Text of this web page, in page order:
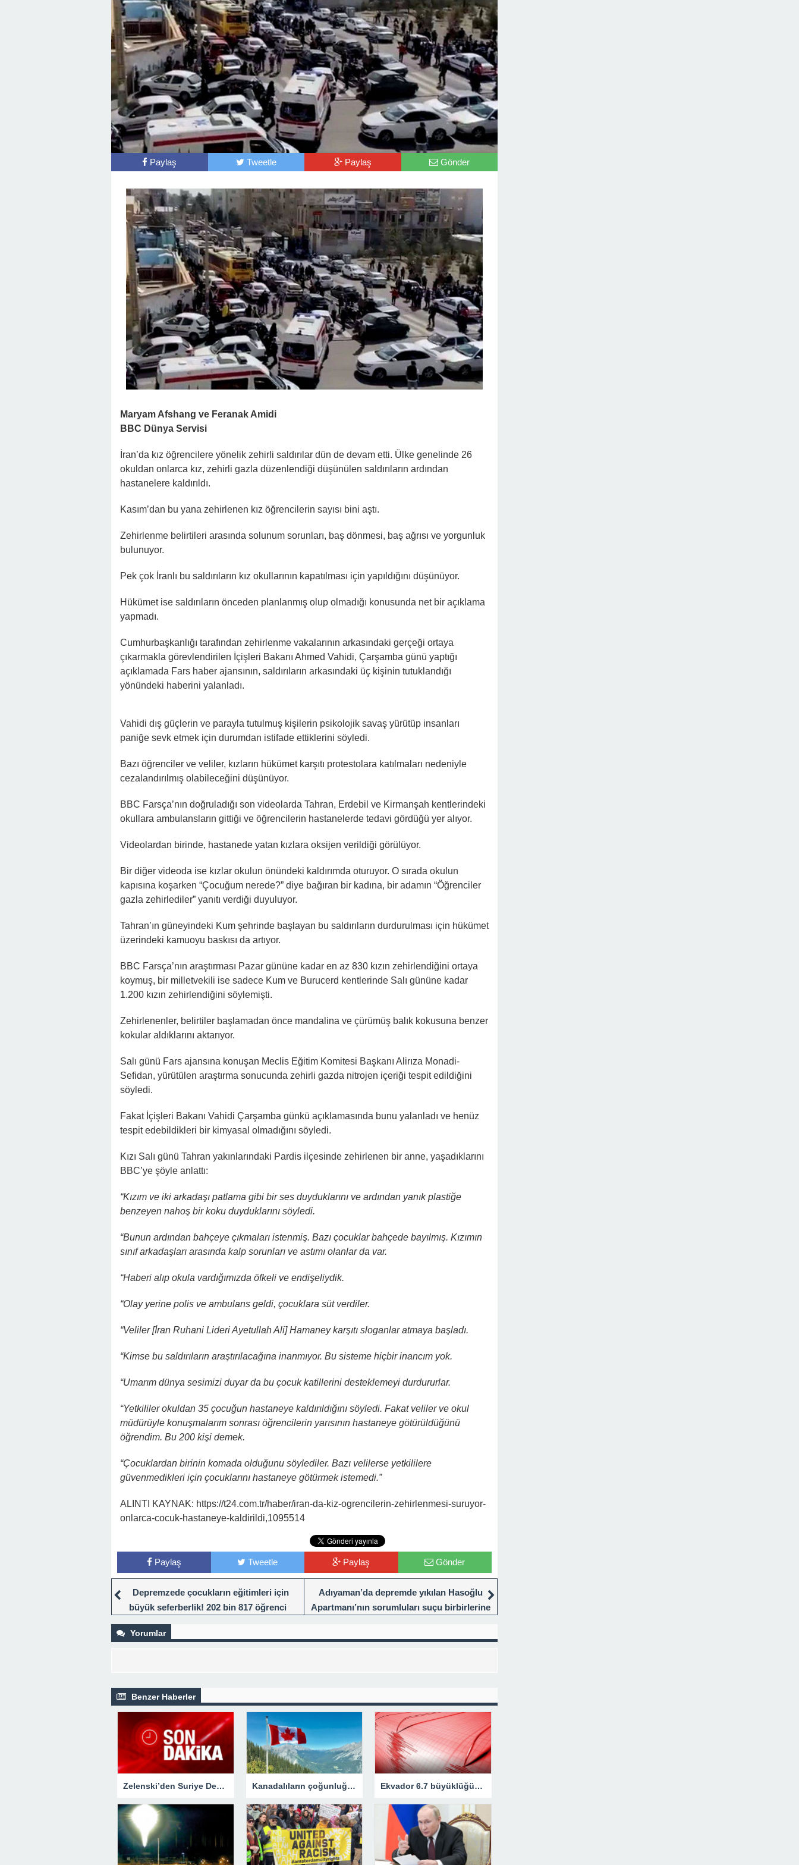
Paylaş Tweetle Paylaş Gönder
Maryam Afshang ve Feranak Amidi
BBC Dünya Servisi
İran’da kız öğrencilere yönelik zehirli saldırılar dün de devam etti. Ülke genelinde 26
okuldan onlarca kız, zehirli gazla düzenlendiği düşünülen saldırıların ardından
hastanelere kaldırıldı.
Kasım’dan bu yana zehirlenen kız öğrencilerin sayısı bini aştı.
Zehirlenme belirtileri arasında solunum sorunları, baş dönmesi, baş ağrısı ve yorgunluk
bulunuyor.
Pek çok İranlı bu saldırıların kız okullarının kapatılması için yapıldığını düşünüyor.
Hükümet ise saldırıların önceden planlanmış olup olmadığı konusunda net bir açıklama
yapmadı.
Cumhurbaşkanlığı tarafından zehirlenme vakalarının arkasındaki gerçeği ortaya
çıkarmakla görevlendirilen İçişleri Bakanı Ahmed Vahidi, Çarşamba günü yaptığı
açıklamada Fars haber ajansının, saldırıların arkasındaki üç kişinin tutuklandığı
yönündeki haberini yalanladı.
Vahidi dış güçlerin ve parayla tutulmuş kişilerin psikolojik savaş yürütüp insanları
paniğe sevk etmek için durumdan istifade ettiklerini söyledi.
Bazı öğrenciler ve veliler, kızların hükümet karşıtı protestolara katılmaları nedeniyle
cezalandırılmış olabileceğini düşünüyor.
BBC Farsça’nın doğruladığı son videolarda Tahran, Erdebil ve Kirmanşah kentlerindeki
okullara ambulansların gittiği ve öğrencilerin hastanelerde tedavi gördüğü yer alıyor.
Videolardan birinde, hastanede yatan kızlara oksijen verildiği görülüyor.
Bir diğer videoda ise kızlar okulun önündeki kaldırımda oturuyor. O sırada okulun
kapısına koşarken “Çocuğum nerede?” diye bağıran bir kadına, bir adamın “Öğrenciler
gazla zehirlediler” yanıtı verdiği duyuluyor.
Tahran’ın güneyindeki Kum şehrinde başlayan bu saldırıların durdurulması için hükümet
üzerindeki kamuoyu baskısı da artıyor.
BBC Farsça’nın araştırması Pazar gününe kadar en az 830 kızın zehirlendiğini ortaya
koymuş, bir milletvekili ise sadece Kum ve Burucerd kentlerinde Salı gününe kadar
1.200 kızın zehirlendiğini söylemişti.
Zehirlenenler, belirtiler başlamadan önce mandalina ve çürümüş balık kokusuna benzer
kokular aldıklarını aktarıyor.
Salı günü Fars ajansına konuşan Meclis Eğitim Komitesi Başkanı Alirıza Monadi-
Sefidan, yürütülen araştırma sonucunda zehirli gazda nitrojen içeriği tespit edildiğini
söyledi.
Fakat İçişleri Bakanı Vahidi Çarşamba günkü açıklamasında bunu yalanladı ve henüz
tespit edebildikleri bir kimyasal olmadığını söyledi.
Kızı Salı günü Tahran yakınlarındaki Pardis ilçesinde zehirlenen bir anne, yaşadıklarını
BBC’ye şöyle anlattı:
“Kızım ve iki arkadaşı patlama gibi bir ses duyduklarını ve ardından yanık plastiğe
benzeyen nahoş bir koku duyduklarını söyledi.
“Bunun ardından bahçeye çıkmaları istenmiş. Bazı çocuklar bahçede bayılmış. Kızımın
sınıf arkadaşları arasında kalp sorunları ve astımı olanlar da var.
“Haberi alıp okula vardığımızda öfkeli ve endişeliydik.
“Olay yerine polis ve ambulans geldi, çocuklara süt verdiler.
“Veliler [İran Ruhani Lideri Ayetullah Ali] Hamaney karşıtı sloganlar atmaya başladı.
“Kimse bu saldırıların araştırılacağına inanmıyor. Bu sisteme hiçbir inancım yok.
“Umarım dünya sesimizi duyar da bu çocuk katillerini desteklemeyi durdururlar.
“Yetkililer okuldan 35 çocuğun hastaneye kaldırıldığını söyledi. Fakat veliler ve okul
müdürüyle konuşmalarım sonrası öğrencilerin yarısının hastaneye götürüldüğünü
öğrendim. Bu 200 kişi demek.
“Çocuklardan birinin komada olduğunu söylediler. Bazı velilerse yetkililere
güvenmedikleri için çocuklarını hastaneye götürmek istemedi.”
ALINTI KAYNAK: https://t24.com.tr/haber/iran-da-kiz-ogrencilerin-zehirlenmesi-suruyor-
onlarca-cocuk-hastaneye-kaldirildi,1095514
Paylaş Tweetle Paylaş Gönder
Depremzede çocukların eğitimleri için
büyük seferberlik! 202 bin 817 öğrenci
başka illere nakledildi
Adıyaman’da depremde yıkılan Hasoğlu
Apartmanı’nın sorumluları suçu birbirlerine
Yorumlar
Benzer Haberler
Zelenski’den Suriye Devlet Başkanı Esad’a yaptırım Kanadalıların çoğunluğu idam cezasının geri getirilmesini onaylıyor Ekvador 6.7 büyüklüğündeki depremle sallandı